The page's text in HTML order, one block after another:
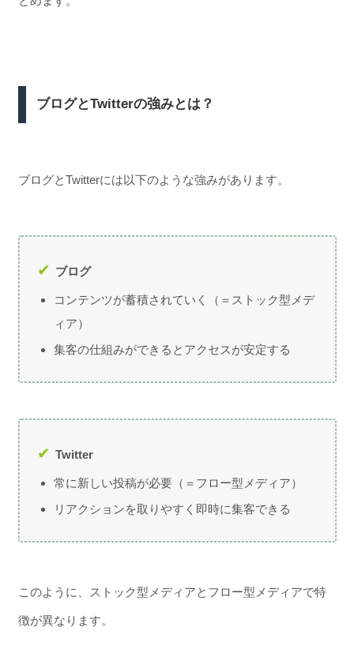
ブログとTwitterの強みとは？
ブログとTwitterには以下のような強みがあります。
ブログ
コンテンツが蓄積されていく（＝ストック型メデ
ィア）
集客の仕組みができるとアクセスが安定する
Twitter
常に新しい投稿が必要（＝フロー型メディア）
リアクションを取りやすく即時に集客できる
このように、ストック型メディアとフロー型メディアで特
徴が異なります。